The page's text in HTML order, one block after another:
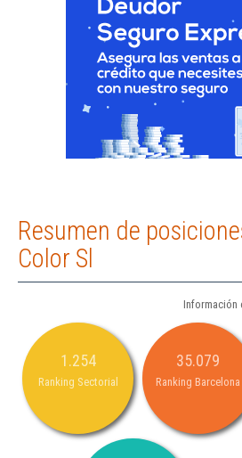
Resumen de
Color Sl
Información
1.254
Ranking Sectorial
35.079
Ranking Barcelona